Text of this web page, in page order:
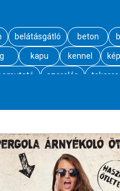
belátásgátló beton
kapu kennel
szerelés